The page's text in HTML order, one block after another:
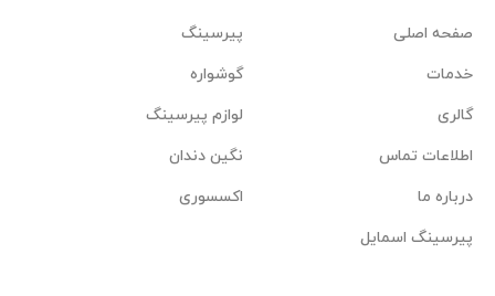
صفحه اصلی
خدمات
گالری
اطلاعات تماس
درباره ما
پیرسینگ اسمایل
پیرسینگ
گوشواره
لوازم پیرسینگ
نگین دندان
اکسسوری